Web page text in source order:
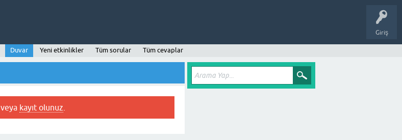
Giriş
Duvar Yeni etkinlikler Tüm sorular Tüm cevaplar
veya kayıt olunuz